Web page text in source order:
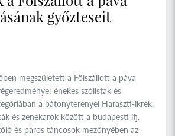
győzteseit
megszületett a Fölszállott a páva
énekes szólisták és
a bátonyterenyei Haraszti-ikrek,
és zenekarok között a budapesti ifj.
és páros táncosok mezőnyében az